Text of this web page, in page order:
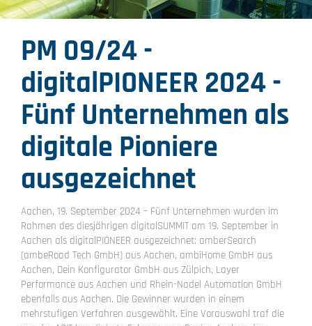
PM 09/24 -
digitalPIONEER 2024 -
Fünf Unternehmen als
digitale Pioniere
ausgezeichnet
Aachen, 19. September 2024 – Fünf Unternehmen wurden im
Rahmen des diesjährigen digitalSUMMIT am 19. September in
Aachen als digitalPIONEER ausgezeichnet: amberSearch
(ambeRoad Tech GmbH) aus Aachen, ambiHome GmbH aus
Aachen, Dein Konfigurator GmbH aus Zülpich, Layer
Performance aus Aachen und Rhein-Nadel Automation GmbH
ebenfalls aus Aachen. Die Gewinner wurden in einem
mehrstufigen Verfahren ausgewählt. Eine Vorauswahl traf die